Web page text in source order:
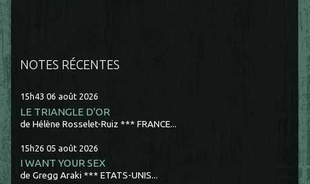
NOTES RÉCENTES
15h43 06 août 2026
LE TRIANGLE D'OR
de Hélène Rosselet-Ruiz *** FRANCE...
15h26 05 août 2026
I WANT YOUR SEX
de Gregg Araki *** ETATS-UNIS...